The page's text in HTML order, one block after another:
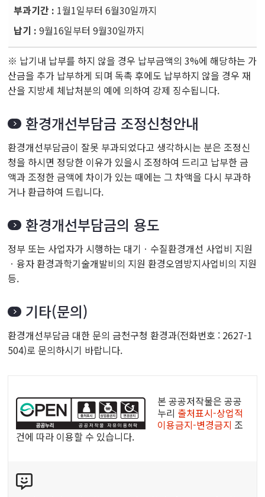
1월1일부터 6월30일까지
9월16일부터 9월30일까지
※ 납기내 납부를 하지 않을 경우 납부금액의 3%에 해당하는 가
산금을 추가 납부하게 되며 독촉 후에도 납부하지 않을 경우 재
산을 지방세 체납처분의 예에 의하여 강제 징수됩니다.
환경개선부담금 조정신청안내
환경개선부담금이 잘못 부과되었다고 생각하시는 분은 조정신
청을 하시면 정당한 이유가 있을시 조정하여 드리고 납부한 금
액과 조정한 금액에 차이가 있는 때에는 그 차액을 다시 부과하
거나 환급하여 드립니다.
환경개선부담금의 용도
정부 또는 사업자가 시행하는 대기ㆍ수질환경개선 사업비 지원
ㆍ융자 환경과학기술개발비의 지원 환경오염방지사업비의 지원
등.
기타(문의)
환경개선부담금 대한 문의 금천구청 환경과(전화번호 : 2627-1
504)로 문의하시기 바랍니다.
공
리
공
저
작
본 공공저작물은 공공
누리 출처표시-상업적
이용금지-변경금지 조
건에 따라 이용할 수 있습니다.
텐